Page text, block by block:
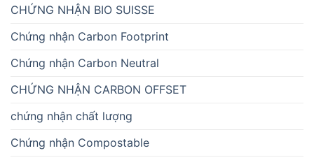
CHỨNG NHẬN BIO SUISSE
Chứng nhận Carbon Footprint
Chứng nhận Carbon Neutral
CHỨNG NHẬN CARBON OFFSET
chứng nhận chất lượng
Chứng nhận Compostable